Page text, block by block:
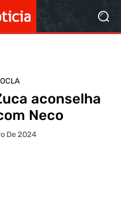
aconselha
Neco
De 2024